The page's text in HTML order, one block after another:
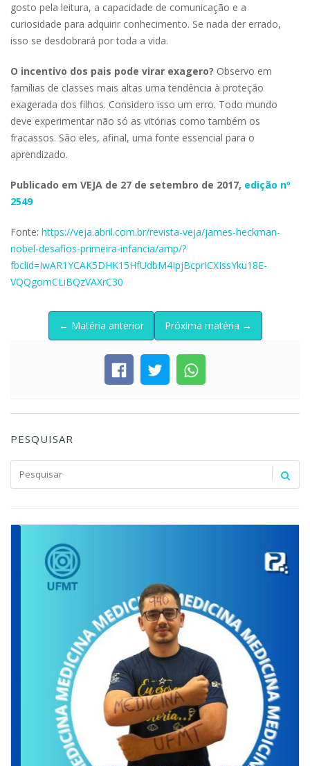
gosto pela leitura, a capacidade de comunicação e a
curiosidade para adquirir conhecimento. Se nada der errado,
isso se desdobrará por toda a vida.
O incentivo dos pais pode virar exagero? Observo em
famílias de classes mais altas uma tendência à proteção
exagerada dos filhos. Considero isso um erro. Todo mundo
deve experimentar não só as vitórias como também os
fracassos. São eles, afinal, uma fonte essencial para o
aprendizado.
Publicado em VEJA de 27 de setembro de 2017, edição nº
2549
Fonte: https://veja.abril.com.br/revista-veja/james-heckman-
nobel-desafios-primeira-infancia/amp/?
fbclid=IwAR1YCAK5DHK15HfUdbM4IpjBcprICXIssYku18E-
VQQgomCLiBQzVAXrC30
← Matéria anterior Próxima matéria →
PESQUISAR